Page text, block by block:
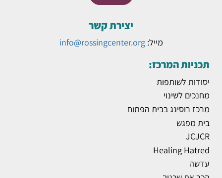
יצירת קשר
מייל:info@rossingcenter.org
תכניות המרכז:
יסודות לשותפות
מחנכים לשינוי
מרכז רוסינג בבית הפתוח
בית מפגש
JCJCR
Healing Hatred
עדשה